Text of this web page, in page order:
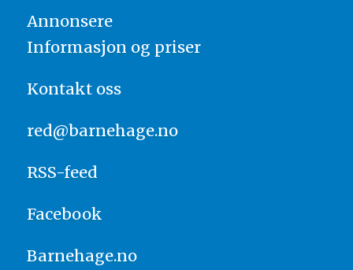
Annonsere
Informasjon og priser
Kontakt oss
red@barnehage.no
RSS-feed
Facebook
Barnehage.no